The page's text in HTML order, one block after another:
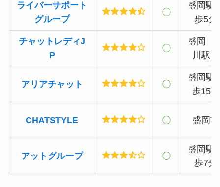
ライバーサポート
グループ
◯
盛岡駅
歩5分
チャットレディJ
P
◯
盛岡（
川駅）
アリアチャット ◯
盛岡駅
歩15分
CHATSTYLE ◯ 盛岡市
アットグループ ◯
盛岡駅
歩7分